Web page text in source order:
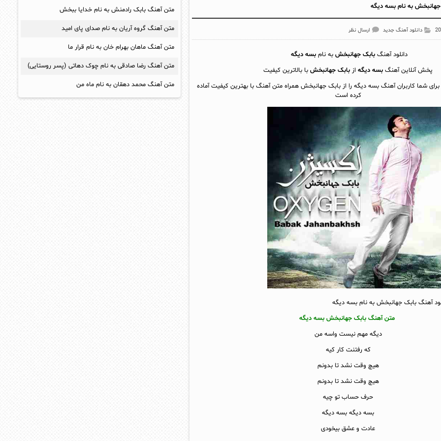
به نام بسه دیگه
دانلود آهنگ جدید ارسال نظر
دانلود آهنگبابک جهانبخش به نامبسه دیگه
پخش آنلاين آهنگ بسه دیگه از بابک جهانبخش با بالاترین کیفیت
شما کاربران آهنگ بسه دیگه را از بابک جهانبخش همراه متن آهنگ با بهترین کیفیت آماده
کرده است
آهنگ بابک جهانبخش به نام بسه دیگه
متن آهنگ بابک جهانبخش بسه دیگه
دیگه مهم نیست واسه من
که رفتنت کار کیه
هیچ وقت نشد تا بدونم
هیچ وقت نشد تا بدونم
حرف حساب تو چیه
بسه دیگه بسه دیگه
عادت و عشق بیخودی
متن آهنگ بابک رادمنش به نام خدایا ببخش
متن آهنگ گروه آریان به نام صدای پای امید
متن آهنگ ماهان بهرام خان به نام قرار ما
متن آهنگ رضا صادقی به نام چوک دهاتی (پسر روستایی)
متن آهنگ محمد دهقان به نام ماه من